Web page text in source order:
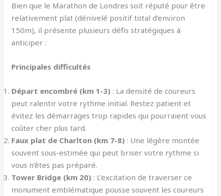
Bien que le Marathon de Londres soit réputé pour être
relativement plat (dénivelé positif total d’environ
150m), il présente plusieurs défis stratégiques à
anticiper :
Principales difficultés
Départ encombré (km 1-3) : La densité de coureurs
peut ralentir votre rythme initial. Restez patient et
évitez les démarrages trop rapides qui pourraient vous
coûter cher plus tard.
Faux plat de Charlton (km 7-8) : Une légère montée
souvent sous-estimée qui peut briser votre rythme si
vous n’êtes pas préparé.
Tower Bridge (km 20) : L’excitation de traverser ce
monument emblématique pousse souvent les coureurs